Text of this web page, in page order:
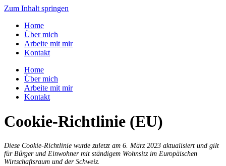
Zum Inhalt springen
Home
Über mich
Arbeite mit mir
Kontakt
Home
Über mich
Arbeite mit mir
Kontakt
Cookie-Richtlinie (EU)
Diese Cookie-Richtlinie wurde zuletzt am 6. März 2023 aktualisiert und gilt
für Bürger und Einwohner mit ständigem Wohnsitz im Europäischen
Wirtschaftsraum und der Schweiz.